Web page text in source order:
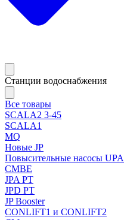
Станции водоснабжения
Все товары
SCALA2 3-45
SCALA1
MQ
Новые JP
Повысительные насосы UPA
CMBE
JPA PT
JPD PT
JP Booster
CONLIFT1 и CONLIFT2